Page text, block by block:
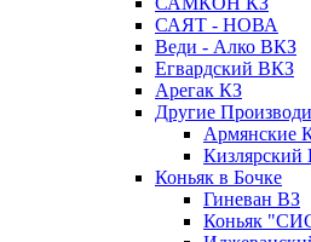
САЯТ - НОВА
Веди - Алко ВКЗ
Егвардский ВКЗ
Арегак КЗ
Другие
Армянские
Кизлярский
Коньяк в Бочке
Гиневан ВЗ
Коньяк